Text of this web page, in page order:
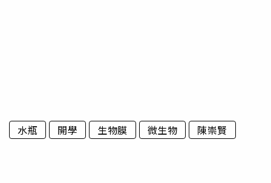
水瓶 開學 生物膜 微生物 陳崇賢